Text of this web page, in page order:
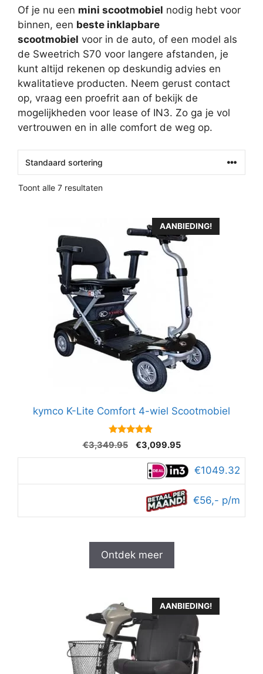
Of je nu een mini scootmobiel nodig hebt voor
binnen, een beste inklapbare
scootmobiel voor in de auto, of een model als
de Sweetrich S70 voor langere afstanden, je
kunt altijd rekenen op deskundig advies en
kwalitatieve producten. Neem gerust contact
op, vraag een proefrit aan of bekijk de
mogelijkheden voor lease of IN3. Zo ga je vol
vertrouwen en in alle comfort de weg op.
Toont alle 7 resultaten
AANBIEDING!
kymco K-Lite Comfort 4-wiel Scootmobiel
4.7
van 5
€3,349.95
Oorspronkelijke
prijs
was:
€3,349.95.
€3,099.95Huidige
prijs
is:
€3,099.95.
€1049.32
€56,- p/m
Ontdek meer
AANBIEDING!